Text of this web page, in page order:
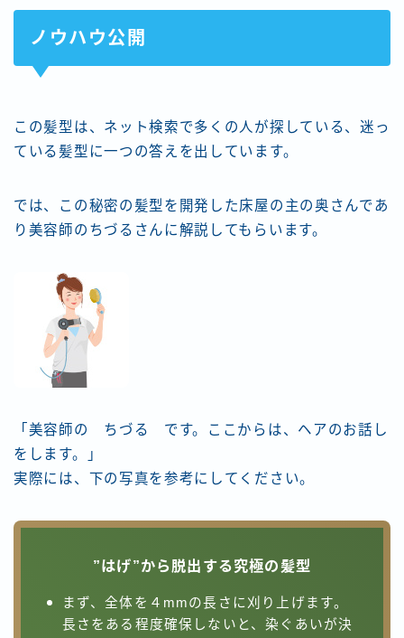
ノウハウ公開
この髪型は、ネット検索で多くの人が探している、迷っ
ている髪型に一つの答えを出しています。
では、この秘密の髪型を開発した床屋の主の奥さんであ
り美容師のちづるさんに解説してもらいます。
「美容師の ちづる です。ここからは、ヘアのお話し
をします。」
実際には、下の写真を参考にしてください。
”はげ”から脱出する究極の髪型
まず、全体を４mmの長さに刈り上げます。
長さをある程度確保しないと、染ぐあいが決